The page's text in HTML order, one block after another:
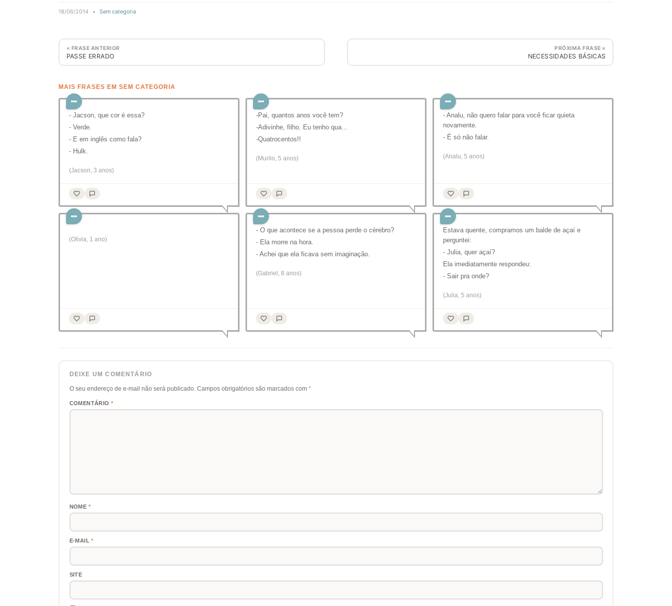
18/06/2014 • Sem categoria
« FRASE ANTERIOR
PASSE ERRADO
PRÓXIMA FRASE »
NECESSIDADES BÁSICAS
MAIS FRASES EM SEM CATEGORIA
- Jacson, que cor é essa?
- Verde.
- E em inglês como fala?
- Hulk.
(Jacson, 3 anos)
-Pai, quantos anos você tem?
-Adivinhe, filho. Eu tenho qua...
-Quatrocentos!!
(Murilo, 5 anos)
- Analu, não quero falar para você ficar quieta
novamente.
- É só não falar.
(Analu, 5 anos)
(Olivia, 1 ano)
- O que acontece se a pessoa perde o cérebro?
- Ela morre na hora.
- Achei que ela ficava sem imaginação.
(Gabriel, 8 anos)
Estava quente, compramos um balde de açaí e
perguntei:
- Julia, quer açaí?
Ela imediatamente respondeu:
- Sair pra onde?
(Julia, 5 anos)
DEIXE UM COMENTÁRIO
O seu endereço de e-mail não será publicado. Campos obrigatórios são marcados com *
COMENTÁRIO *
NOME *
E-MAIL*
SITE